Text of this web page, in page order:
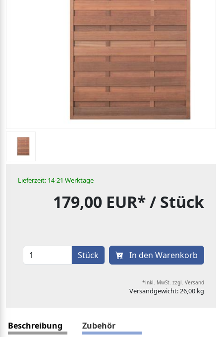
Lieferzeit: 14-21 Werktage
179,00 EUR*/ Stück
Stück In den Warenkorb
*inkl. MwSt. zzgl. Versand
Versandgewicht: 26,00 kg
Beschreibung
Zubehör